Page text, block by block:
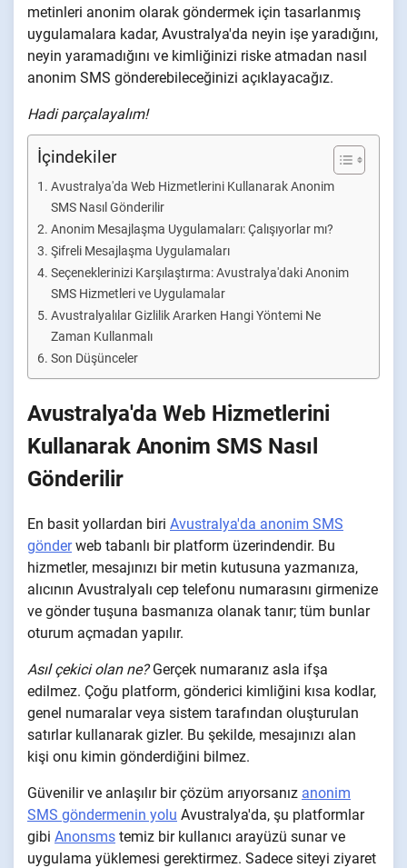
metinleri anonim olarak göndermek için tasarlanmış
uygulamalara kadar, Avustralya'da neyin işe yaradığını,
neyin yaramadığını ve kimliğinizi riske atmadan nasıl
anonim SMS gönderebileceğinizi açıklayacağız.
Hadi parçalayalım!
İçindekiler
Avustralya'da Web Hizmetlerini Kullanarak Anonim
SMS Nasıl Gönderilir
Anonim Mesajlaşma Uygulamaları: Çalışıyorlar mı?
Şifreli Mesajlaşma Uygulamaları
Seçeneklerinizi Karşılaştırma: Avustralya'daki Anonim
SMS Hizmetleri ve Uygulamalar
Avustralyalılar Gizlilik Ararken Hangi Yöntemi Ne
Zaman Kullanmalı
Son Düşünceler
Avustralya'da Web Hizmetlerini
Kullanarak Anonim SMS Nasıl
Gönderilir
En basit yollardan biri Avustralya'da anonim SMS
gönderweb tabanlı bir platform üzerindendir. Bu
hizmetler, mesajınızı bir metin kutusuna yazmanıza,
alıcının Avustralyalı cep telefonu numarasını girmenize
ve gönder tuşuna basmanıza olanak tanır; tüm bunlar
oturum açmadan yapılır.
Asıl çekici olan ne?Gerçek numaranız asla ifşa
edilmez. Çoğu platform, gönderici kimliğini kısa kodlar,
genel numaralar veya sistem tarafından oluşturulan
satırlar kullanarak gizler. Bu şekilde, mesajınızı alan
kişi onu kimin gönderdiğini bilmez.
Güvenilir ve anlaşılır bir çözüm arıyorsanız anonim
SMS göndermenin yolu Avustralya'da, şu platformlar
gibi Anonsms temiz bir kullanıcı arayüzü sunar ve
uygulama yüklemesi gerektirmez. Sadece siteyi ziyaret